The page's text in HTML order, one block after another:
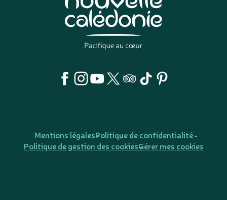
Mentions légalesPolitique de confidentialité
Politique de gestion des cookiesGérer mes cookies